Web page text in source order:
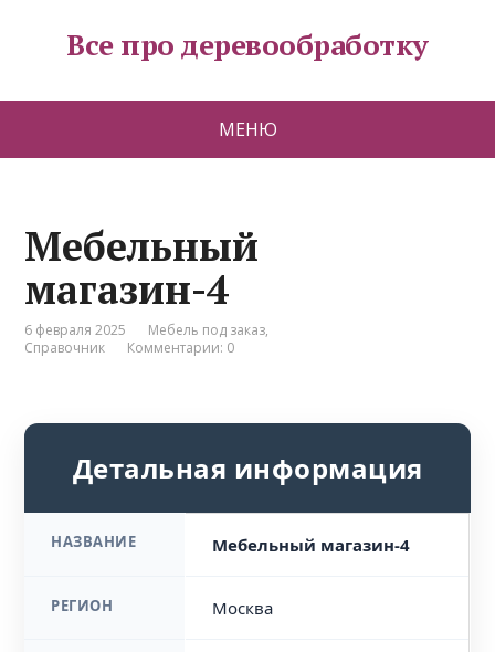
Все про деревообработку
МЕНЮ
Мебельный
магазин-4
6 февраля 2025 Мебель под заказ,
Справочник
Комментарии: 0
Детальная информация
НАЗВАНИЕ Мебельный магазин-4
РЕГИОН Москва